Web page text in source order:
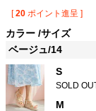
[ 20 ポイント進呈 ]
カラー サイズ
ベージュ/14
S
SOLD
M